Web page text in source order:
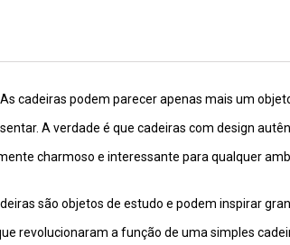
cadeiras podem parecer apenas mais um
A verdade é que cadeiras com design
charmoso e interessante para qualquer
são objetos de estudo e podem inspirar
revolucionaram a função de uma simples